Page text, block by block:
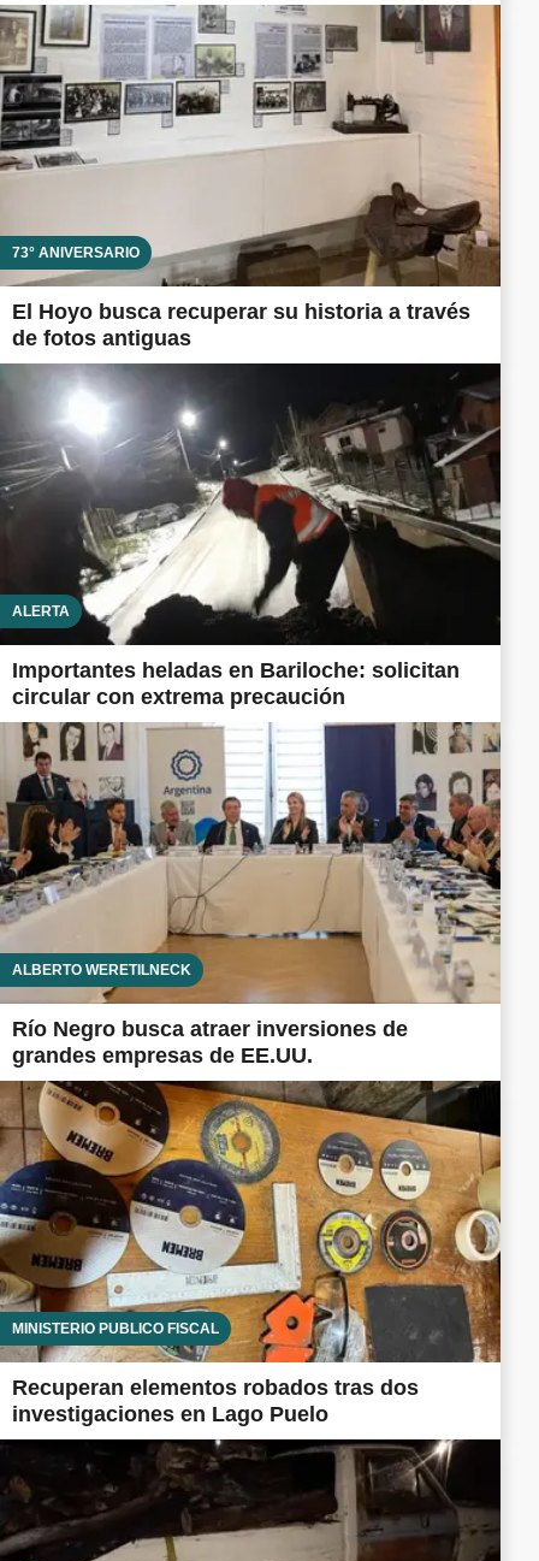
73° ANIVERSARIO
El Hoyo busca recuperar su historia a través
de fotos antiguas
ALERTA
Importantes heladas en Bariloche: solicitan
circular con extrema precaución
ALBERTO WERETILNECK
Río Negro busca atraer inversiones de
grandes empresas de EE.UU.
MINISTERIO PÚBLICO FISCAL
Recuperan elementos robados tras dos
investigaciones en Lago Puelo